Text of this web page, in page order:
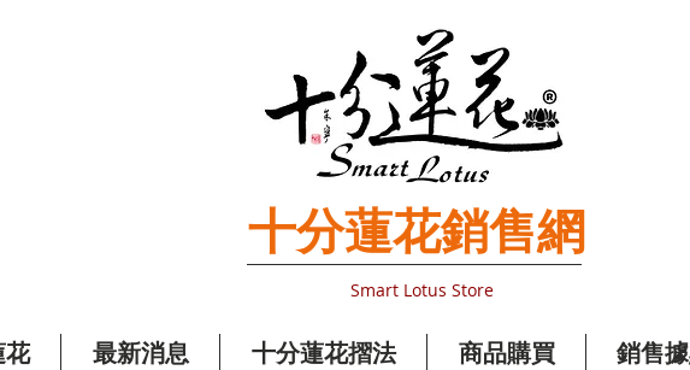
​十分蓮花銷售網
Smart Lotus Store
花 最新消息 十分蓮花摺法 商品購買 銷售